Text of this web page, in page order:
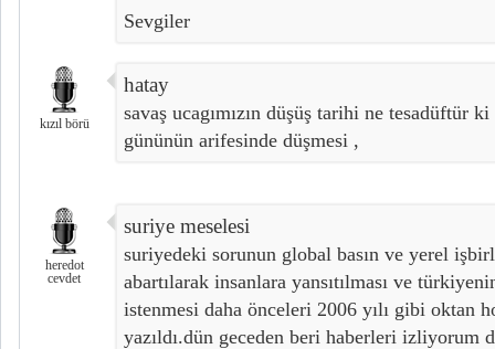
Sevgiler
kızıl börü
hatay
savaş ucagımızın düşüş tarihi ne tesadüftür ki
gününün arifesinde düşmesi ,
heredot
cevdet
suriye meselesi
suriyedeki sorunun global basın ve yerel
abartılarak insanlara yansıtılması ve
istenmesi daha önceleri 2006 yılı gibi oktan
yazıldı.dün geceden beri haberleri izliyorum